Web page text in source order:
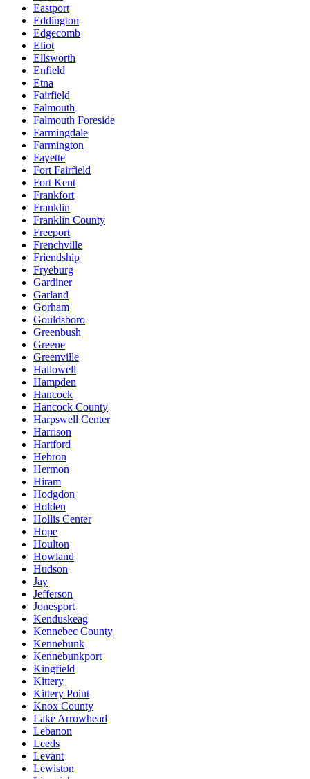
Eastport
Eddington
Edgecomb
Eliot
Ellsworth
Enfield
Etna
Fairfield
Falmouth
Falmouth Foreside
Farmingdale
Farmington
Fayette
Fort Fairfield
Fort Kent
Frankfort
Franklin
Franklin County
Freeport
Frenchville
Friendship
Fryeburg
Gardiner
Garland
Gorham
Gouldsboro
Greenbush
Greene
Greenville
Hallowell
Hampden
Hancock
Hancock County
Harpswell Center
Harrison
Hartford
Hebron
Hermon
Hiram
Hodgdon
Holden
Hollis Center
Hope
Houlton
Howland
Hudson
Jay
Jefferson
Jonesport
Kenduskeag
Kennebec County
Kennebunk
Kennebunkport
Kingfield
Kittery
Kittery Point
Knox County
Lake Arrowhead
Lebanon
Leeds
Levant
Lewiston